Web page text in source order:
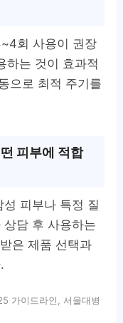
회 사용이 권장
하는 것이 효과적
으로 최적 주기를
피부에 적합
피부나 특정 질
담 후 사용하는
은 제품 선택과
가이드라인, 서울대병